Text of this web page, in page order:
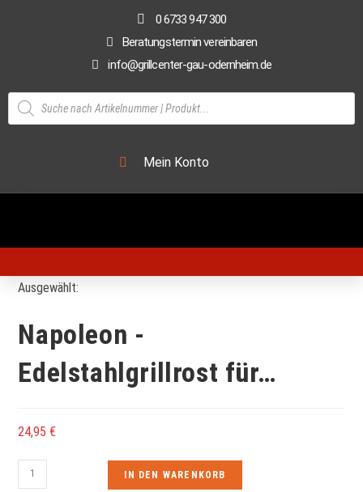
0 6733 947 300
Beratungstermin vereinbaren
info@grillcenter-gau-odernheim.de
Mein Konto
Ausgewählt:
Napoleon -
Edelstahlgrillrost für…
24,95 €
IN DEN WARENKORB